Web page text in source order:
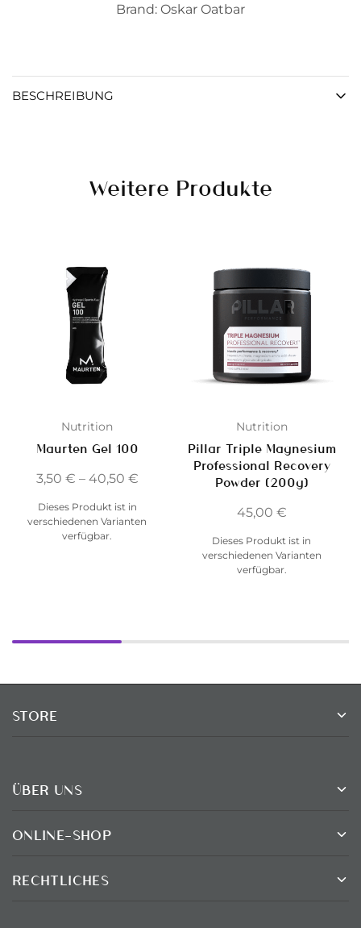
Brand: Oskar Oatbar
BESCHREIBUNG
Weitere Produkte
Nutrition
Maurten Gel 100
3,50 € – 40,50 €
Dieses Produkt ist in
verschiedenen Varianten
verfügbar.
Nutrition
Pillar Triple Magnesium
Professional Recovery
Powder (200g)
45,00 €
Dieses Produkt ist in
verschiedenen Varianten
verfügbar.
STORE
ÜBER UNS
ONLINE-SHOP
RECHTLICHES